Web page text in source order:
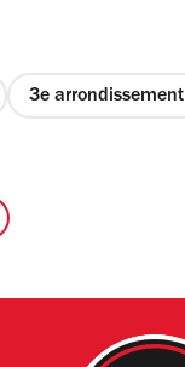
3e arrondissement